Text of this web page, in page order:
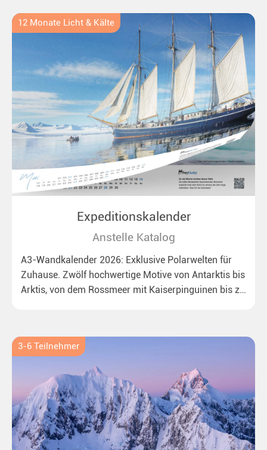
12 Monate Licht & Kälte
Expeditionskalender
Anstelle Katalog
A3-Wandkalender 2026: Exklusive Polarwelten für
Zuhause. Zwölf hochwertige Motive von Antarktis bis
Arktis, von dem Rossmeer mit Kaiserpinguinen bis zu
3-6 Teilnehmer